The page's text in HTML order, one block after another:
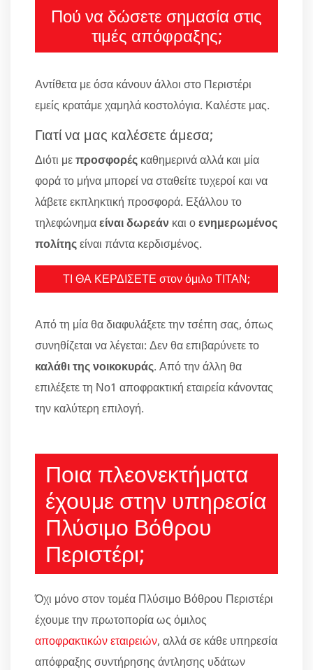
Πού να δώσετε σημασία στις
τιμές απόφραξης;
Αντίθετα με όσα κάνουν άλλοι στο Περιστέρι
εμείς κρατάμε χαμηλά κοστολόγια. Καλέστε μας.
Γιατί να μας καλέσετε άμεσα;
Διότι μεπροσφορές καθημερινά αλλά και μία
φορά το μήνα μπορεί να σταθείτε τυχεροί και να
λάβετε εκπληκτική προσφορά. Εξάλλου το
τηλεφώνημαείναι δωρεάν και οενημερωμένος
πολίτηςείναι πάντα κερδισμένος.
ΤΙ ΘΑ ΚΕΡΔΙΣΕΤΕ στον όμιλο ΤΙΤΑΝ;
Από τη μία θα διαφυλάξετε την τσέπη σας, όπως
συνηθίζεται να λέγεται: Δεν θα επιβαρύνετε το
καλάθι της νοικοκυράς. Από την άλλη θα
επιλέξετε τη Νο1 αποφρακτική εταιρεία κάνοντας
την καλύτερη επιλογή.
Ποια πλεονεκτήματα
έχουμε στην υπηρεσία
Πλύσιμο Βόθρου
Περιστέρι;
Όχι μόνο στον τομέα Πλύσιμο Βόθρου Περιστέρι
έχουμε την πρωτοπορία ως όμιλος
αποφρακτικών εταιρειών, αλλά σε κάθε υπηρεσία
απόφραξης συντήρησης άντλησης υδάτων